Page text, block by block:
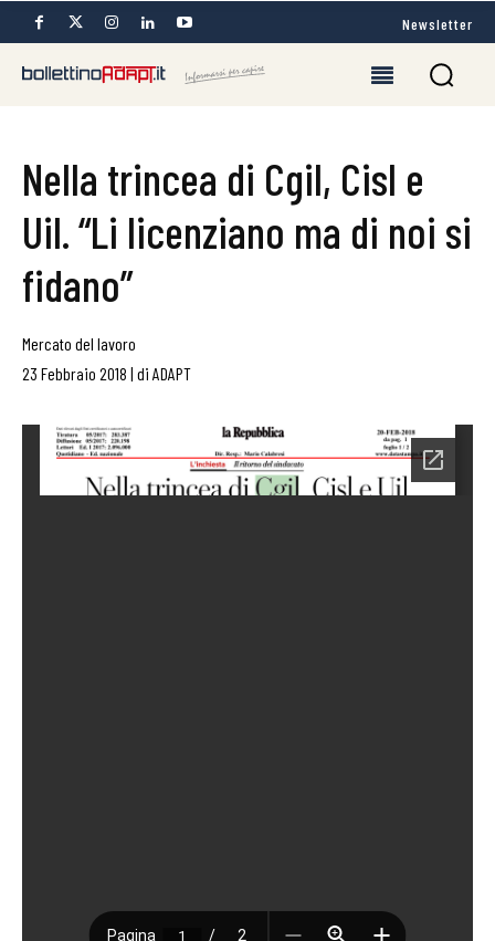
Newsletter
Nella trincea di Cgil, Cisl e
Uil. “Li licenziano ma di noi si
fidano”
Mercato del lavoro
23 Febbraio 2018 | di ADAPT